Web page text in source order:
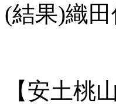
(結果)織
【安土桃